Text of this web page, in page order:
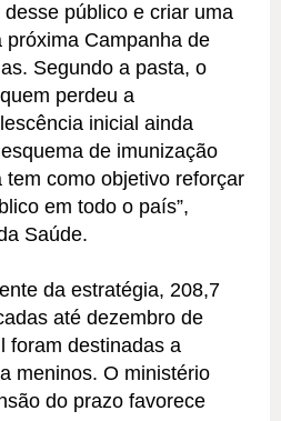
público e criar uma
próxima Campanha de
Segundo a pasta, o
perdeu a
inicial ainda
de imunização
tem como objetivo reforçar
em todo o país”,
Saúde.
da estratégia, 208,7
até dezembro de
foram destinadas a
meninos. O ministério
do prazo favorece